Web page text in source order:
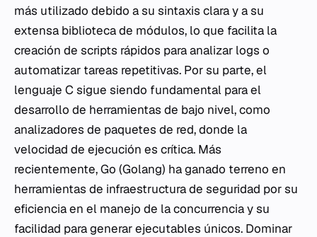
más utilizado debido a su sintaxis clara y a su
extensa biblioteca de módulos, lo que facilita la
creación de scripts rápidos para analizar logs o
automatizar tareas repetitivas. Por su parte, el
lenguaje C sigue siendo fundamental para el
desarrollo de herramientas de bajo nivel, como
analizadores de paquetes de red, donde la
velocidad de ejecución es crítica. Más
recientemente, Go (Golang) ha ganado terreno en
herramientas de infraestructura de seguridad por su
eficiencia en el manejo de la concurrencia y su
facilidad para generar ejecutables únicos. Dominar